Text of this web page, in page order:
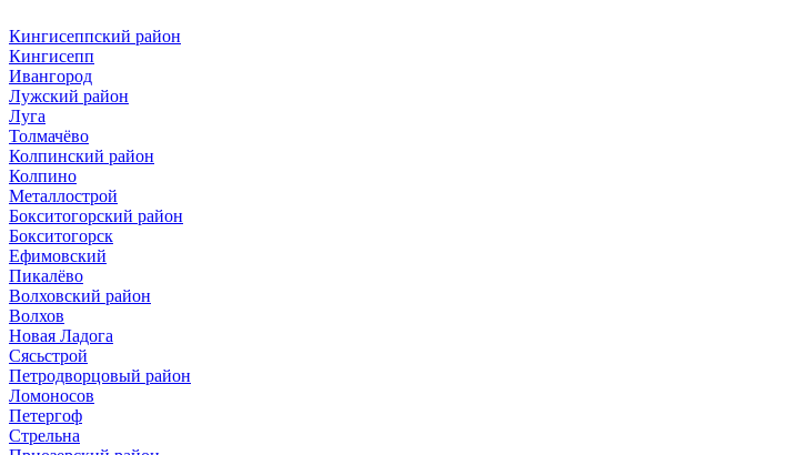
Кингисеппский район
Кингисепп
Ивангород
Лужский район
Луга
Толмачёво
Колпинский район
Колпино
Металлострой
Бокситогорский район
Бокситогорск
Ефимовский
Пикалёво
Волховский район
Волхов
Новая Ладога
Сясьстрой
Петродворцовый район
Ломоносов
Петергоф
Стрельна